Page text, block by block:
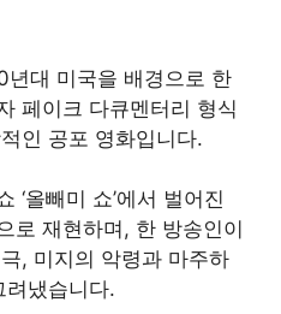
년대 미국을 배경으로 한
페이크 다큐멘터리 형식
인 공포 영화입니다.
‘올빼미 쇼’에서 벌어진
로 재현하며, 한 방송인이
, 미지의 악령과 마주하
려냈습니다.